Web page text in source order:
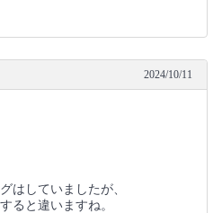
2024/10/11
はしていましたが、
ると違いますね。